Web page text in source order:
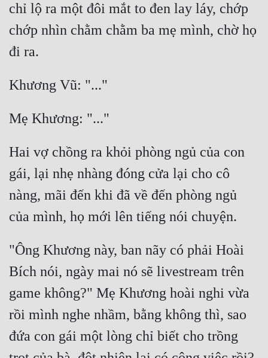
chỉ lộ ra một đôi mắt to đen lay láy, chớp
chớp nhìn chằm chằm ba mẹ mình, chờ họ
Hai vợ chồng ra khỏi phòng ngủ của con
gái, lại nhẹ nhàng đóng cửa lại cho cô
nàng, mãi đến khi đã về đến phòng ngủ
"Ông Khương này, ban nãy có phải Hoài
Bích nói, ngày mai nó sẽ livestream trên
game không?" Mẹ Khương hoài nghi vừa
rồi mình nghe nhầm, bằng không thì, sao
đứa con gái một lòng chỉ biết cho trồng